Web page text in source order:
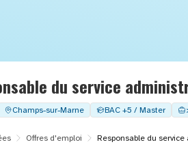
du service
Champs-sur-Marne BAC +5 / Master
Offres d'emploi Responsable du